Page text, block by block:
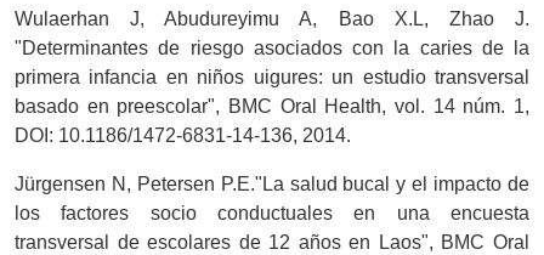
Wulaerhan J, Abudureyimu A, Bao X.L, Zhao J.
"Determinantes de riesgo asociados con la caries de la
primera infancia en niños uigures: un estudio transversal
basado en preescolar", BMC Oral Health, vol. 14 núm. 1,
DOI: 10.1186/1472-6831-14-136, 2014.
Jürgensen N, Petersen P.E."La salud bucal y el impacto de
los factores socio conductuales en una encuesta
transversal de escolares de 12 años en Laos", BMC Oral